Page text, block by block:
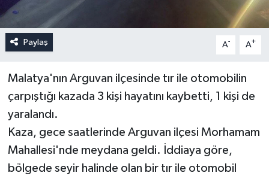
Paylaş A- A+
Malatya'nın Arguvan ilçesinde tır ile otomobilin
çarpıştığı kazada 3 kişi hayatını kaybetti, 1 kişi de
yaralandı.
Kaza, gece saatlerinde Arguvan ilçesi Morhamam
Mahallesi'nde meydana geldi. İddiaya göre,
bölgede seyir halinde olan bir tır ile otomobil